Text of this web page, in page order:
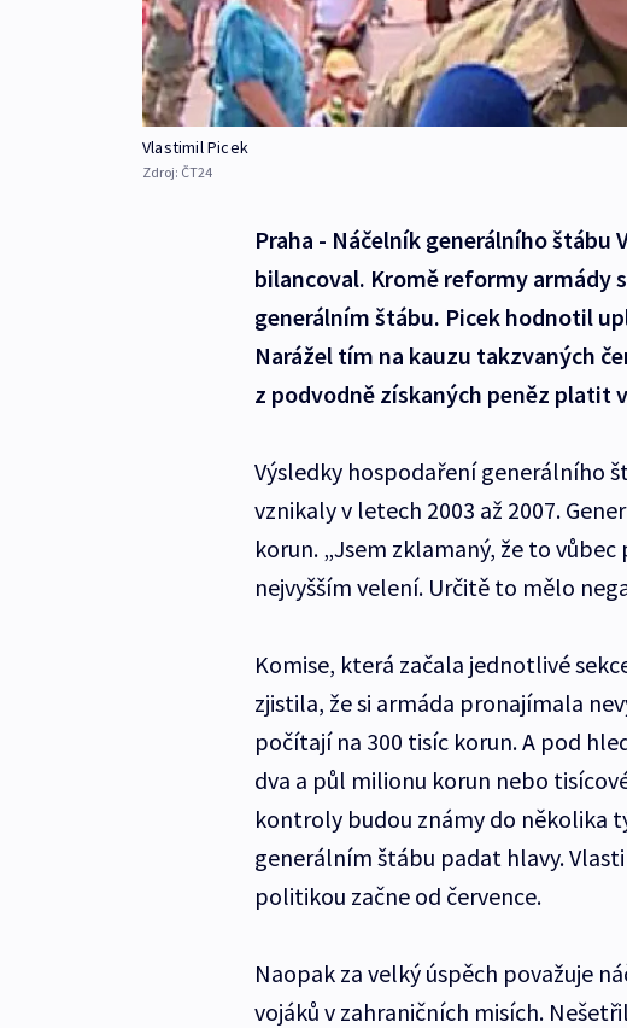
Vlastimil Picek
Zdroj: ČT24
Praha - Náčelník generálního štábu
bilancoval. Kromě reformy armády
generálním štábu. Picek hodnotil
Narážel tím na kauzu takzvaných
z podvodně získaných peněz platit
Výsledky hospodaření generálního
vznikaly v letech 2003 až 2007.
korun. „Jsem zklamaný, že to
nejvyšším velení. Určitě to mělo
Komise, která začala jednotlivé
zjistila, že si armáda pronajímala
počítají na 300 tisíc korun. A pod
dva a půl milionu korun nebo
kontroly budou známy do několika
generálním štábu padat hlavy.
politikou začne od července.
Naopak za velký úspěch považuje
vojáků v zahraničních misích.